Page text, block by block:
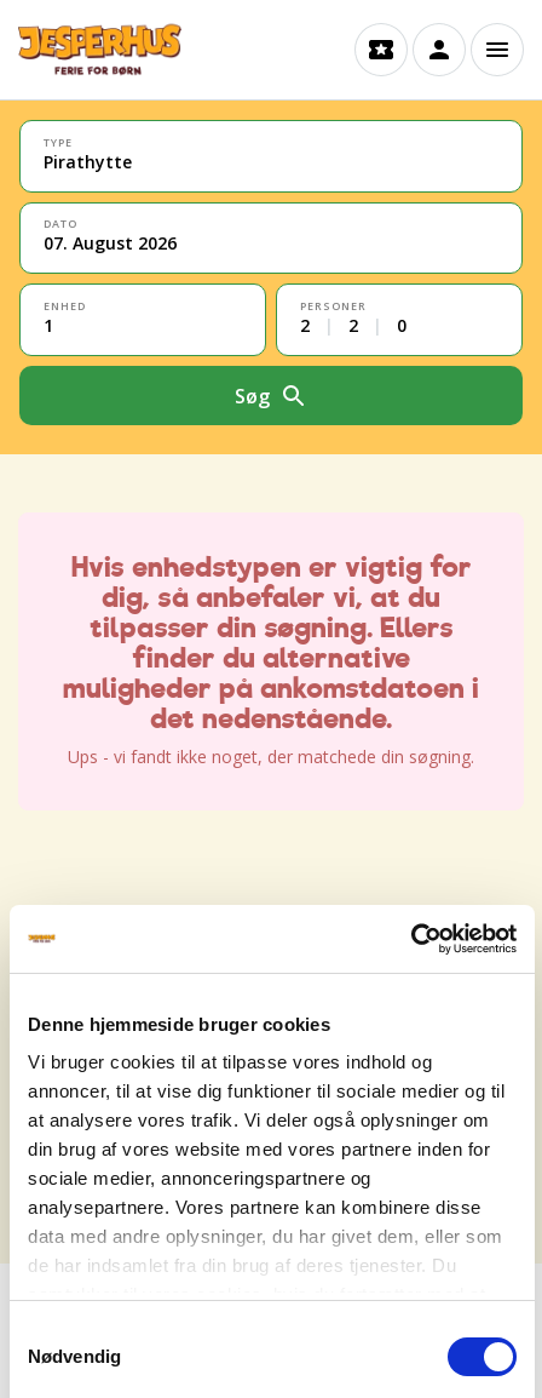
Denne hjemmeside bruger cookies
Vi bruger cookies til at tilpasse vores indhold og
annoncer, til at vise dig funktioner til sociale medier og til
at analysere vores trafik. Vi deler også oplysninger om
din brug af vores website med vores partnere inden for
sociale medier, annonceringspartnere og
analysepartnere. Vores partnere kan kombinere disse
data med andre oplysninger, du har givet dem, eller som
de har indsamlet fra din brug af deres tjenester. Du
Nødvendig
TYPE
Pirathytte
DATO
07. August 2026
ENHED
1
PERSONER
2 | 2 | 0
Søg
Hvis enhedstypen er vigtig for
dig, så anbefaler vi, at du
tilpasser din søgning. Ellers
finder du alternative
muligheder på ankomstdatoen i
det nedenstående.
Ups - vi fandt ikke noget, der matchede din søgning.
Hvis enhedstypen er vigtig for
tilpasser din søgning. Ellers
finder du alternative
muligheder på ankomstdatoen i
det nedenstående.
Ups - vi fandt ikke noget, der matchede din søgning.